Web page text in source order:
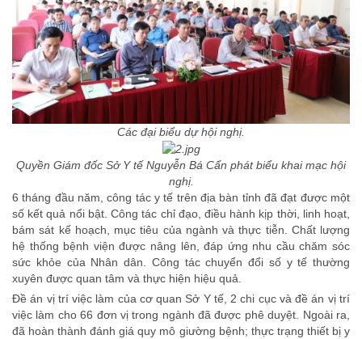
Các đại biểu dự hội nghị.
Quyền Giám đốc Sở Y tế Nguyễn Bá Cẩn phát biểu khai mạc hội
nghị.
6 tháng đầu năm, công tác y tế trên địa bàn tỉnh đã đạt được một
số kết quả nổi bật. Công tác chỉ đạo, điều hành kịp thời, linh hoạt,
bám sát kế hoạch, mục tiêu của ngành và thực tiễn. Chất lượng
hệ thống bệnh viện được nâng lên, đáp ứng nhu cầu chăm sóc
sức khỏe của Nhân dân. Công tác chuyển đổi số y tế thường
xuyên được quan tâm và thực hiện hiệu quả.
Đề án vị trí việc làm của cơ quan Sở Y tế, 2 chi cục và đề án vị trí
việc làm cho 66 đơn vị trong ngành đã được phê duyệt. Ngoài ra,
đã hoàn thành đánh giá quy mô giường bệnh; thực trạng thiết bị y